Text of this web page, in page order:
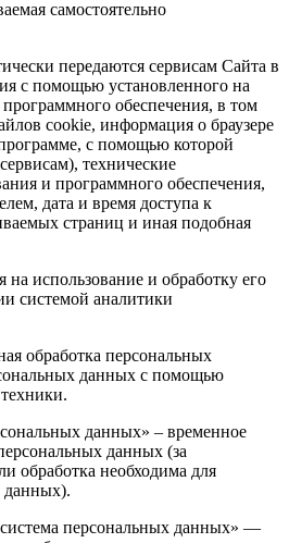
самостоятельно
передаются сервисам Сайта в
с помощью установленного на
программного обеспечения, в том
cookie, информация о браузере
с помощью которой
технические
и программного обеспечения,
дата и время доступа к
страниц и иная подобная
на использование и обработку его
системой аналитики
обработка персональных
данных с помощью
данных» – временное
данных (за
обработка необходима для
данных).
персональных данных» —